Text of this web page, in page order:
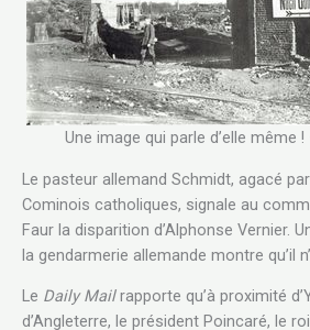
Une image qui parle d’elle même
Le pasteur allemand Schmidt, agacé
Cominois catholiques, signale au
Faur la disparition d’Alphonse Vernier.
la gendarmerie allemande montre qu’il
Le Daily Mailrapporte qu’à proximité
d’Angleterre, le président Poincaré, le